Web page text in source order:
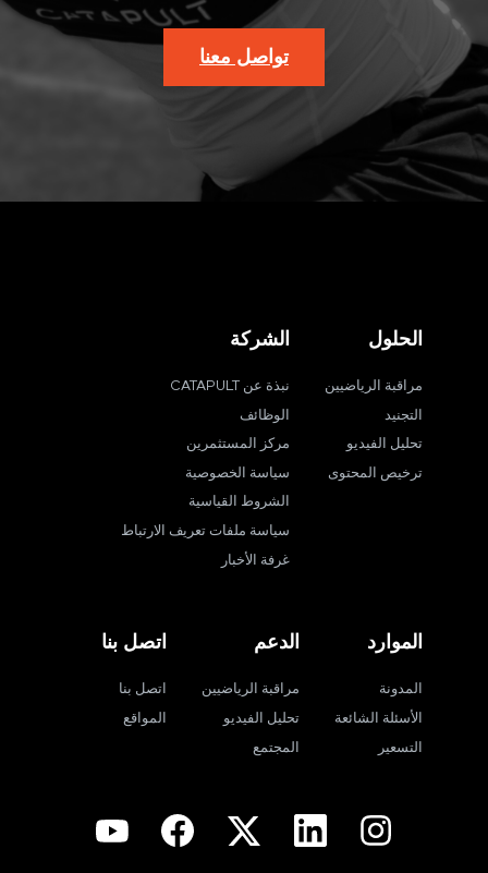
تواصل معنا
الحلول
مراقبة الرياضيين
التجنيد
تحليل الفيديو
ترخيص المحتوى
الشركة
نبذة عن CATAPULT
الوظائف
مركز المستثمرين
سياسة الخصوصية
الشروط القياسية
سياسة ملفات تعريف الارتباط
غرفة الأخبار
الموارد
المدونة
الأسئلة الشائعة
التسعير
الدعم
مراقبة الرياضيين
تحليل الفيديو
المجتمع
اتصل بنا
اتصل بنا
المواقع